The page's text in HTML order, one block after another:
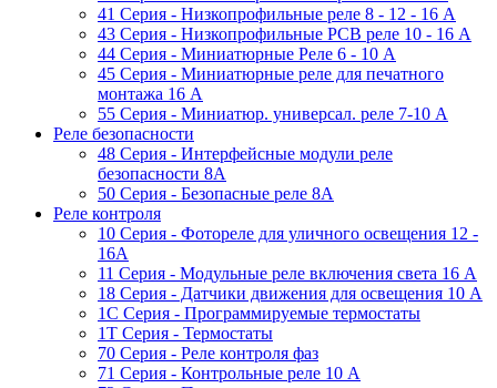
41 Серия - Низкопрофильные реле 8 - 12 - 16 A
43 Серия - Низкопрофильные PCB реле 10 - 16 A
44 Серия - Миниатюрные Реле 6 - 10 A
45 Серия - Миниатюрные реле для печатного
монтажа 16 A
55 Cерия - Миниатюр. универсал. реле 7-10 A
Реле безопасности
48 Серия - Интерфейсные модули реле
безопасности 8А
50 Серия - Безопасные реле 8А
Реле контроля
10 Серия - Фотореле для уличного освещения 12 -
16A
11 Серия - Модульные реле включения света 16 A
18 Серия - Датчики движения для освещения 10 A
1C Серия - Программируемые термостаты
1Т Серия - Термостаты
70 Серия - Реле контроля фаз
71 Серия - Контрольные реле 10 A